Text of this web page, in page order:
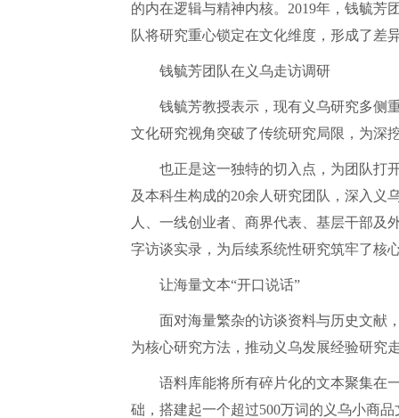
的内在逻辑与精神内核。2019年，钱毓芳
队将研究重心锁定在文化维度，形成了差
钱毓芳团队在义乌走访调研
钱毓芳教授表示，现有义乌研究多侧
文化研究视角突破了传统研究局限，为深
也正是这一独特的切入点，为团队打
及本科生构成的20余人研究团队，深入义
人、一线创业者、商界代表、基层干部及
字访谈实录，为后续系统性研究筑牢了核
让海量文本“开口说话”
面对海量繁杂的访谈资料与历史文献
为核心研究方法，推动义乌发展经验研究
语料库能将所有碎片化的文本聚集在
础，搭建起一个超过500万词的义乌小商